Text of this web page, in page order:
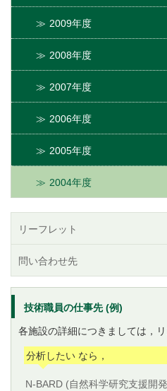
2009年度
2008年度
2007年度
2006年度
2005年度
2004年度
リーフレット
問い合わせ先
技術職員の仕事先 (例)
各施設の詳細につきましては，リ
分析したい なら，
N-BARD (自然科学研究支援開